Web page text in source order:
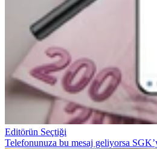
Editörün Seçtiği
Telefonunuza bu mesaj geliyorsa